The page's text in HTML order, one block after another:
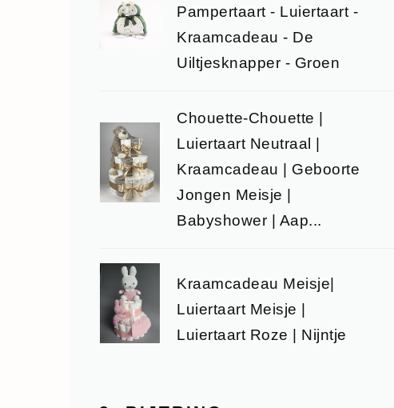
Pampertaart - Luiertaart -
Kraamcadeau - De
Uiltjesknapper - Groen
Chouette-Chouette |
Luiertaart Neutraal |
Kraamcadeau | Geboorte
Jongen Meisje |
Babyshower | Aap...
Kraamcadeau Meisje|
Luiertaart Meisje |
Luiertaart Roze | Nijntje